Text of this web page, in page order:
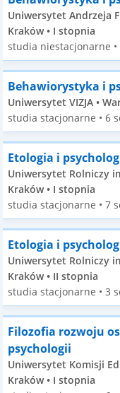
Uniwersytet Andrzeja
Kraków • I stopnia
studia niestacjonarne
Behawiorystyka i
Uniwersytet VIZJA •
studia stacjonarne • 6
Etologia i
Uniwersytet Rolniczy
Kraków • I stopnia
studia stacjonarne • 7
Etologia i
Uniwersytet Rolniczy
Kraków • II stopnia
studia stacjonarne • 3
Filozofia rozwoju
psychologii
Uniwersytet Komisji
Kraków • I stopnia